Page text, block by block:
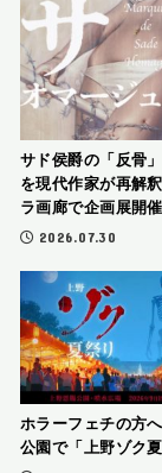
サド侯爵の「反骨」
を現代作家が再解
ラ画廊で企画展開催
2026.07.30
ホラーフェチの方
公園で「上野ゾク